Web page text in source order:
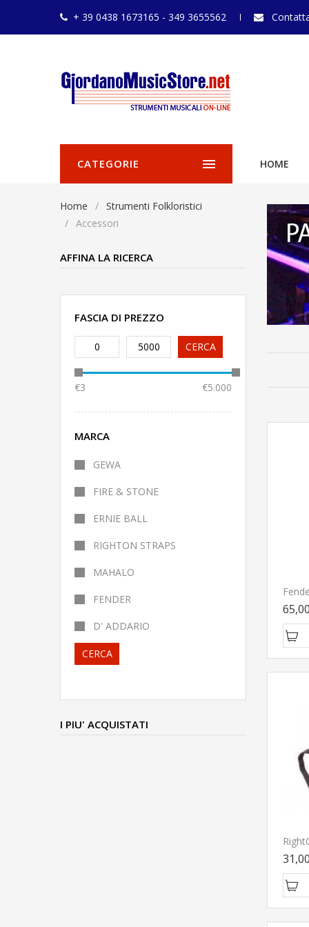
+ 39 0438 1673165 - 349 3655562
CATEGORIE HOME
Home
Strumenti Folkloristici
Accessori
AFFINA LA RICERCA
FASCIA DI PREZZO
0 5000 CERCA
€3 €5.000
MARCA
GEWA
FIRE & STONE
ERNIE BALL
RIGHTON STRAPS
MAHALO
FENDER
D' ADDARIO
CERCA
I PIU' ACQUISTATI